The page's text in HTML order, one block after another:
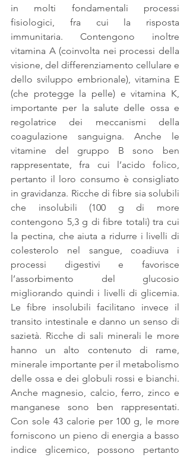
in molti fondamentali processi
fisiologici, fra cui la risposta
immunitaria. Contengono inoltre
vitamina A (coinvolta nei processi della
visione, del differenziamento cellulare e
dello sviluppo embrionale), vitamina E
(che protegge la pelle) e vitamina K,
importante per la salute delle ossa e
regolatrice dei meccanismi della
coagulazione sanguigna. Anche le
vitamine del gruppo B sono ben
rappresentate, fra cui l’acido folico,
pertanto il loro consumo è consigliato
in gravidanza. Ricche di fibre sia solubili
che insolubili (100 g di more
contengono 5,3 g di fibre totali) tra cui
la pectina, che aiuta a ridurre i livelli di
colesterolo nel sangue, coadiuva i
processi digestivi e favorisce
l’assorbimento del glucosio
migliorando quindi i livelli di glicemia.
Le fibre insolubili facilitano invece il
transito intestinale e danno un senso di
sazietà. Ricche di sali minerali le more
hanno un alto contenuto di rame,
minerale importante per il metabolismo
delle ossa e dei globuli rossi e bianchi.
Anche magnesio, calcio, ferro, zinco e
manganese sono ben rappresentati.
Con sole 43 calorie per 100 g, le more
forniscono un pieno di energia a basso
indice glicemico, possono pertanto